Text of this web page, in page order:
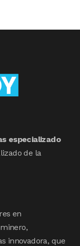
especializado
de la
en
innovadora, que